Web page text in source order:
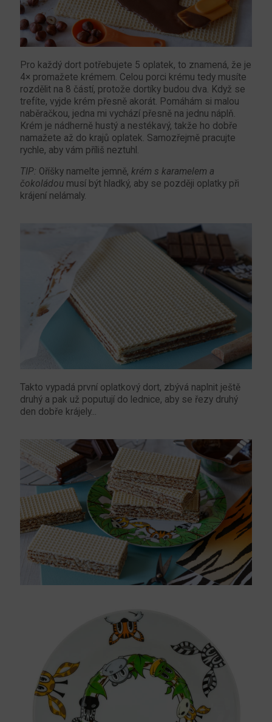
Pro každý dort potřebujete 5 oplatek, to znamená, že je
4× promažete krémem. Celou porci krému tedy musíte
rozdělit na 8 částí, protože dortíky budou dva. Když se
trefíte, vyjde krém přesně akorát. Pomáhám si malou
naběračkou, jedna mi vychází přesně na jednu náplň.
Krém je nádherně hustý a nestékavý, takže ho dobře
namažete až do krajů oplatek. Samozřejmě pracujte
rychle, aby vám příliš neztuhl.
TIP: Oříšky namelte jemně, krém s karamelem a
čokoládou musí být hladký, aby se později oplatky při
krájení nelámaly.
Takto vypadá první oplatkový dort, zbývá naplnit ještě
druhý a pak už poputují do lednice, aby se řezy druhý
den dobře krájely...